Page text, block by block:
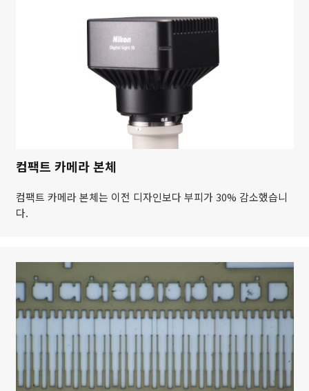
컴팩트 카메라 본체
컴팩트 카메라 본체는 이전 디자인보다 부피가 30% 감소했습니
다.